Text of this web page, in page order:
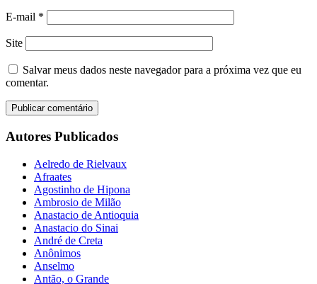
E-mail *
Site
Salvar meus dados neste navegador para a próxima vez que eu
comentar.
Autores Publicados
Aelredo de Rielvaux
Afraates
Agostinho de Hipona
Ambrosio de Milão
Anastacio de Antioquia
Anastacio do Sinai
André de Creta
Anônimos
Anselmo
Antão, o Grande